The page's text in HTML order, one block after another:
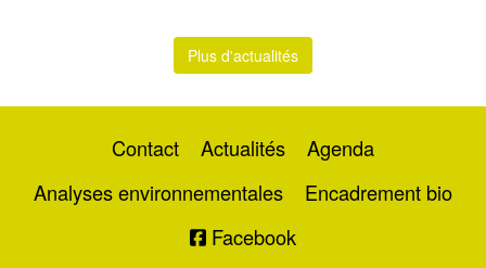
Plus d'actualités
Contact Actualités
Agenda
Analyses environnementales
Encadrement bio
Facebook